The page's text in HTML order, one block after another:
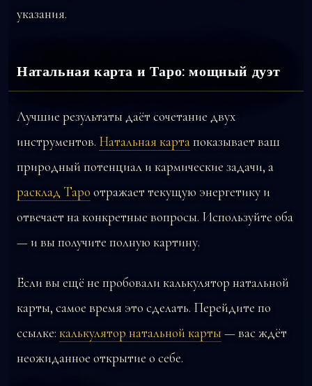
указания.
Натальная карта и Таро: мощный дуэт
Лучшие результаты даёт сочетание двух
инструментов. Натальная картапоказывает ваш
природный потенциал и кармические задачи, а
расклад Таро отражает текущую энергетику и
отвечает на конкретные вопросы. Используйте оба
— и вы получите полную картину.
Если вы ещё не пробовали калькулятор натальной
карты, самое время это сделать. Перейдите по
ссылке: калькулятор натальной карты — вас ждёт
неожиданное открытие о себе.